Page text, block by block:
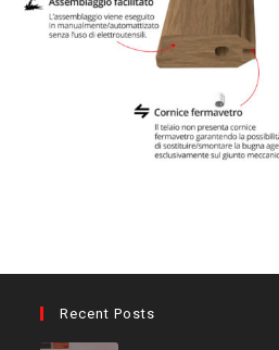
Recent Posts